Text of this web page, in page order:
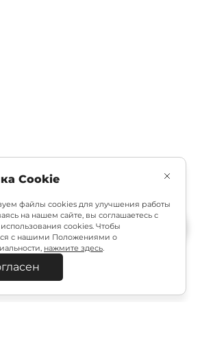
Cookie
файлы cookies для улучшения работы
на нашем сайте, вы соглашаетесь с
cookies. Чтобы
с нашими Положениями о
нажмите здесь.